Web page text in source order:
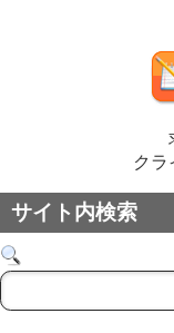
クラ
サイト内検索